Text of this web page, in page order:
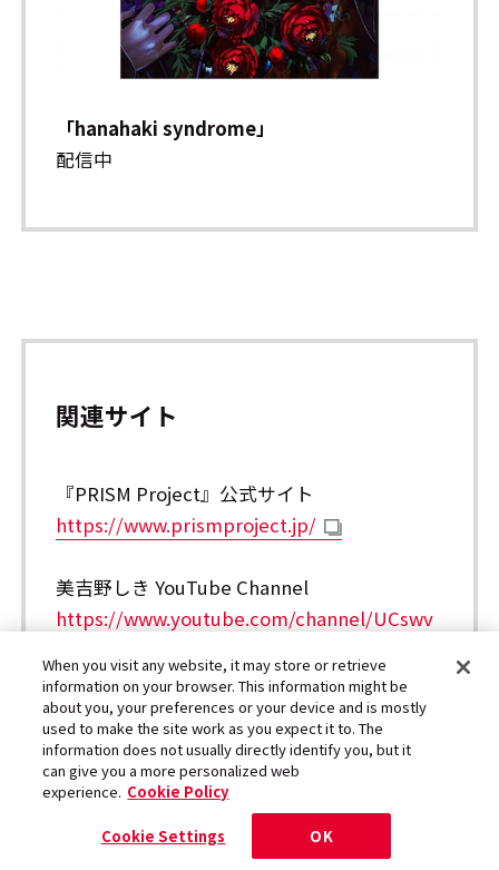
「hanahaki syndrome」
配信中
関連サイト
『PRISM Project』公式サイト
https://www.prismproject.jp/
美吉野しき YouTube Channel
https://www.youtube.com/channel/UCswv
美吉野しき X（旧Twitter）
https://www.twitter.com/ShikiMiyoshino
When you visit any website, it may store or retrieve
information on your browser. This information might be
about you, your preferences or your device and is mostly
used to make the site work as you expect it to. The
information does not usually directly identify you, but it
can give you a more personalized web
experience. Cookie Policy
Cookie Settings OK